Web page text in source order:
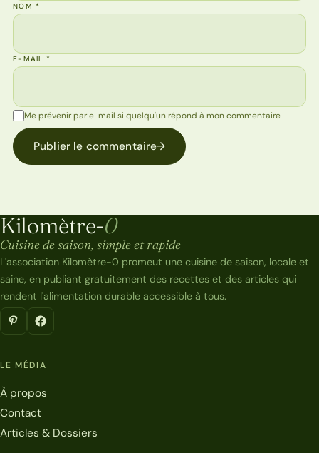
NOM*
E-MAIL*
Me prévenir par e-mail si quelqu'un répond à mon commentaire
Publier le commentaire→
Kilomètre-0
Kilomètre-0
Cuisine de saison, simple et rapide
L'association Kilomètre-0 promeut une cuisine de saison, locale et
saine, en publiant gratuitement des recettes et des articles qui
rendent l'alimentation durable accessible à tous.
LE MÉDIA
À propos
Contact
Articles & Dossiers